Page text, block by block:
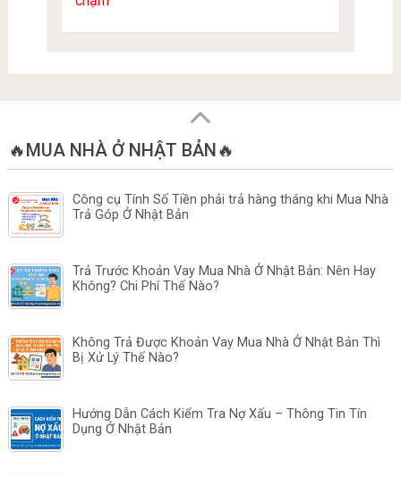
🔥MUA NHÀ Ở NHẬT BẢN🔥
Công cụ Tính Số Tiền phải trả hàng tháng khi Mua Nhà
Trả Góp Ở Nhật Bản
Trả Trước Khoản Vay Mua Nhà Ở Nhật Bản: Nên Hay
Không? Chi Phí Thế Nào?
Không Trả Được Khoản Vay Mua Nhà Ở Nhật Bản Thì
Bị Xử Lý Thế Nào?
Hướng Dẫn Cách Kiểm Tra Nợ Xấu – Thông Tin Tín
Dụng Ở Nhật Bản